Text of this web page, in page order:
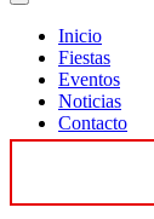
Inicio
Fiestas
Eventos
Noticias
Contacto